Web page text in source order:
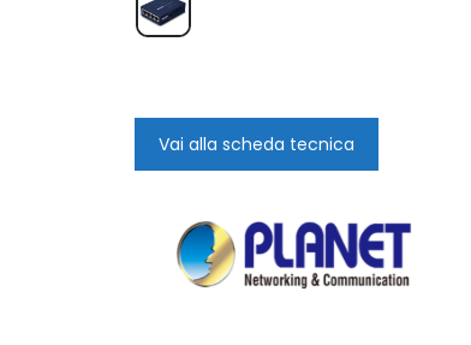
Vai alla scheda tecnica